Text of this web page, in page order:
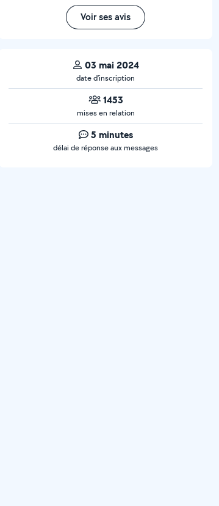
Voir ses avis
03 mai 2024
date d’inscription
1453
mises en relation
5 minutes
délai de réponse aux messages